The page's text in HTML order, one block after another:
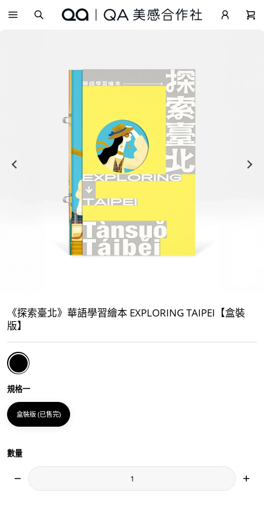
《探索臺北》華語學習繪本 EXPLORING TAIPEI【盒裝
版】
規格一
盒裝版 (已售完)
數量